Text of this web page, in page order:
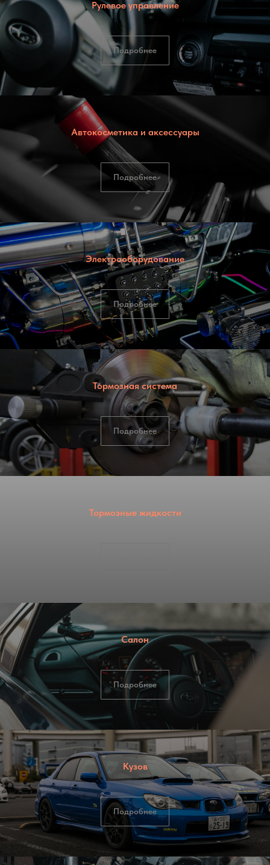
Рулевое управление
Подробнее
Автокосметика и аксессуары
Подробнее
Электрооборудование
Подробнее
Тормозная система
Подробнее
Тормозные жидкости
Салон
Подробнее
Кузов
Подробнее